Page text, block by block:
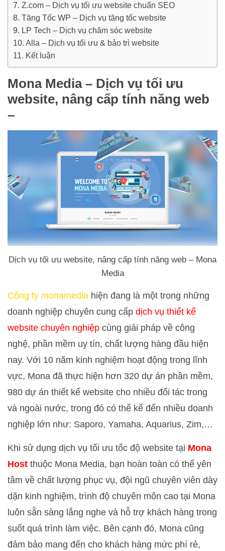
Z.com – Dịch vụ tối ưu website chuẩn SEO
Tăng Tốc WP – Dịch vụ tăng tốc website
LP Tech – Dịch vụ chăm sóc website
Alla – Dịch vụ tối ưu & bảo trì website
Kết luận
Mona Media – Dịch vụ tối ưu
website, nâng cấp tính năng web
–
Dịch vụ tối ưu website, nâng cấp tính năng web – Mona
Media
Công ty monamedia hiện đang là một trong những
doanh nghiệp chuyên cung cấp dịch vụ thiết kế
website chuyên nghiệp cùng giải pháp về công
nghệ, phần mềm uy tín, chất lượng hàng đầu hiện
nay. Với 10 năm kinh nghiệm hoạt động trong lĩnh
vực, Mona đã thực hiện hơn 320 dự án phần mềm,
980 dự án thiết kế website cho nhiều đối tác trong
và ngoài nước, trong đó có thể kể đến nhiều doanh
nghiệp lớn như: Saporo, Yamaha, Aquarius, Zim,…
Khi sử dụng dịch vụ tối ưu tốc độ website tại Mona
Host thuộc Mona Media, bạn hoàn toàn có thể yên
tâm về chất lượng phục vụ, đội ngũ chuyên viên dày
dặn kinh nghiệm, trình độ chuyên môn cao tại Mona
luôn sẵn sàng lắng nghe và hỗ trợ khách hàng trong
suốt quá trình làm việc. Bên cạnh đó, Mona cũng
đảm bảo mang đến cho khách hàng mức phí rẻ,